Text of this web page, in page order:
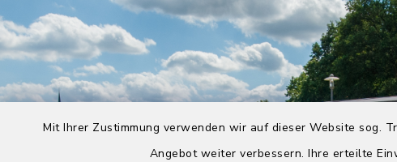
Mit Ihrer Zustimmung verwenden wir auf dieser Website sog.
Angebot weiter verbessern. Ihre erteilte